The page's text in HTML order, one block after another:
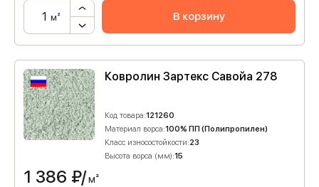
м² В корзину
Ковролин Зартекс Савойа 278
Код товара:121260
Материал ворса:100% ПП (Полипропилен)
Класс износостойкости:23
Высота ворса (мм):15
1 386 ₽/м²